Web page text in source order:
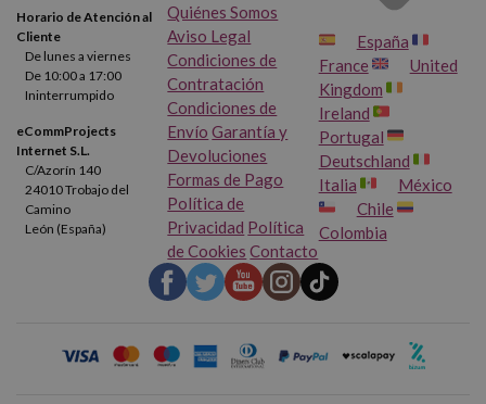
Horario de Atención al
Cliente
De lunes a viernes
De 10:00 a 17:00
Ininterrumpido
eCommProjects
Internet S.L.
C/Azorín 140
24010 Trobajo del
Camino
León (España)
Quiénes Somos
Aviso Legal
Condiciones de
Contratación
Condiciones de
Envío Garantía y
Devoluciones
Formas de Pago
Política de
Privacidad Política
de Cookies Contacto
España
France
United
Kingdom
Ireland
Portugal
Deutschland
Italia
México
Chile
Colombia